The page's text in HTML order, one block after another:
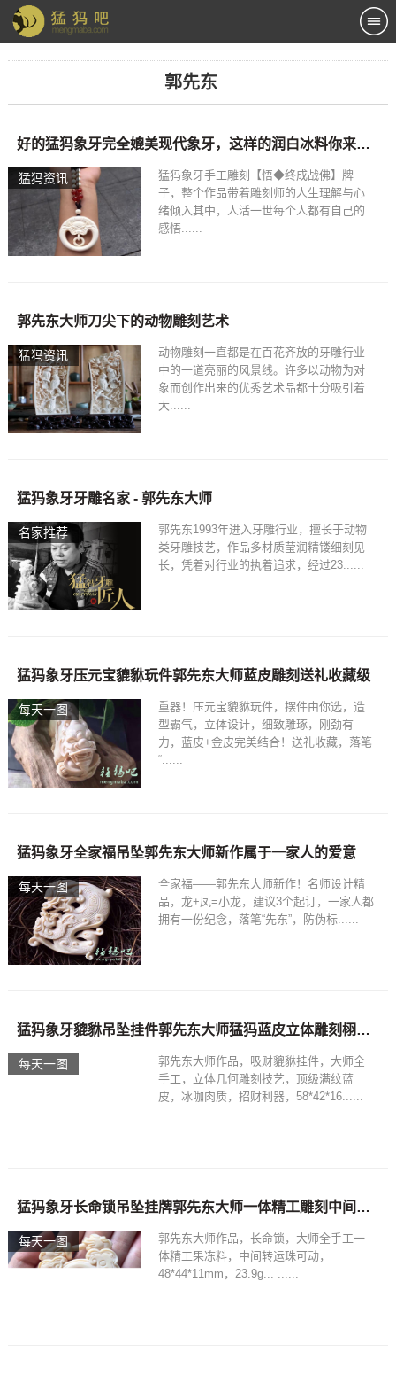
郭先东
猛犸资讯
好的猛犸象牙完全媲美现代象牙，这样的润白冰料你来点评一下吧
猛犸象牙手工雕刻【悟◆终成战佛】牌
子，整个作品带着雕刻师的人生理解与心
绪倾入其中，人活一世每个人都有自己的
感悟......
猛犸资讯
郭先东大师刀尖下的动物雕刻艺术
动物雕刻一直都是在百花齐放的牙雕行业
中的一道亮丽的风景线。许多以动物为对
象而创作出来的优秀艺术品都十分吸引着
大......
名家推荐
猛犸象牙牙雕名家 - 郭先东大师
郭先东1993年进入牙雕行业，擅长于动物
类牙雕技艺，作品多材质莹润精镂细刻见
长，凭着对行业的执着追求，经过23......
每天一图
猛犸象牙压元宝貔貅玩件郭先东大师蓝皮雕刻送礼收藏级
重器！压元宝貔貅玩件，摆件由你选，造
型霸气，立体设计，细致雕琢，刚劲有
力，蓝皮+金皮完美结合！送礼收藏，落笔
“......
每天一图
猛犸象牙全家福吊坠郭先东大师新作属于一家人的爱意
全家福——郭先东大师新作！名师设计精
品，龙+凤=小龙，建议3个起订，一家人都
拥有一份纪念，落笔“先东”，防伪标......
每天一图
猛犸象牙貔貅吊坠挂件郭先东大师猛犸蓝皮立体雕刻栩栩如生
郭先东大师作品，吸财貔貅挂件，大师全
手工，立体几何雕刻技艺，顶级满纹蓝
皮，冰咖肉质，招财利器，58*42*16......
每天一图
猛犸象牙长命锁吊坠挂牌郭先东大师一体精工雕刻中间转运珠可动
郭先东大师作品，长命锁，大师全手工一
体精工果冻料，中间转运珠可动，
48*44*11mm，23.9g... ......